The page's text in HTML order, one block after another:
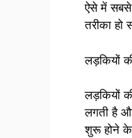
ऐसे में सबसे
तरीका हो
लड़कियों
लड़कियों
लगती है
शुरू होने के